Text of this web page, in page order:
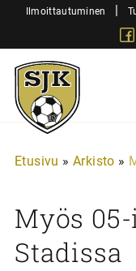
SiirryIlmoittautuminen |
Sjk-
Juniorit
Etusivu » Arkisto »
Myös
Stadissa